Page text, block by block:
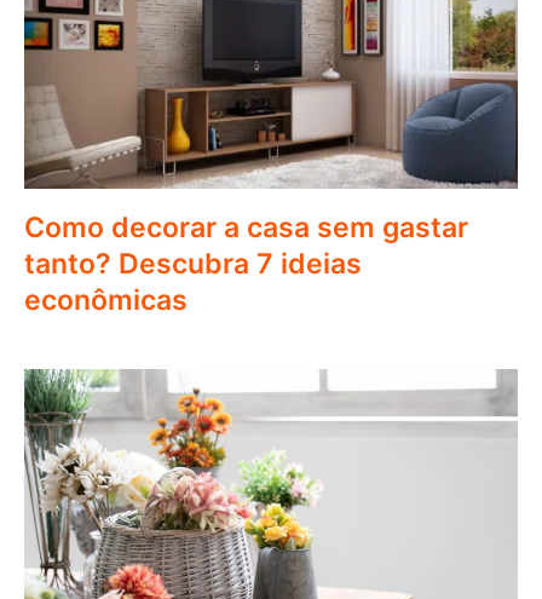
Como decorar a casa sem gastar
tanto? Descubra 7 ideias
econômicas